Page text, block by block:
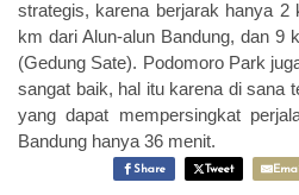
strategis, karena berjarak hanya 2
km dari Alun-alun Bandung, dan 9
(Gedung Sate). Podomoro Park
sangat baik, hal itu karena di sana
yang dapat mempersingkat
Bandung hanya 36 menit.
Share Tweet